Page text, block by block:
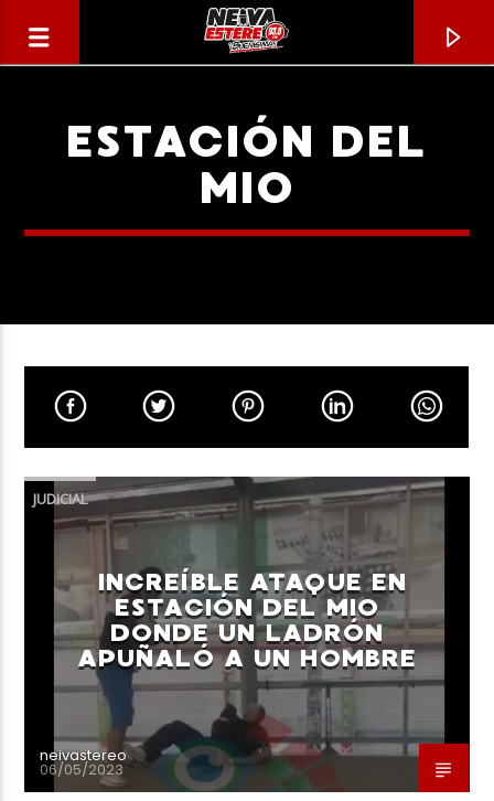
CANCIÓN ACTUAL
TÍTULO
ARTISTA
Neiva Estereo
ESTACIÓN DEL
MIO
JUDICIAL
INCREÍBLE ATAQUE EN
ESTACIÓN DEL MIO
DONDE UN LADRÓN
APUÑALÓ A UN HOMBRE
neivastereo
06/05/2023